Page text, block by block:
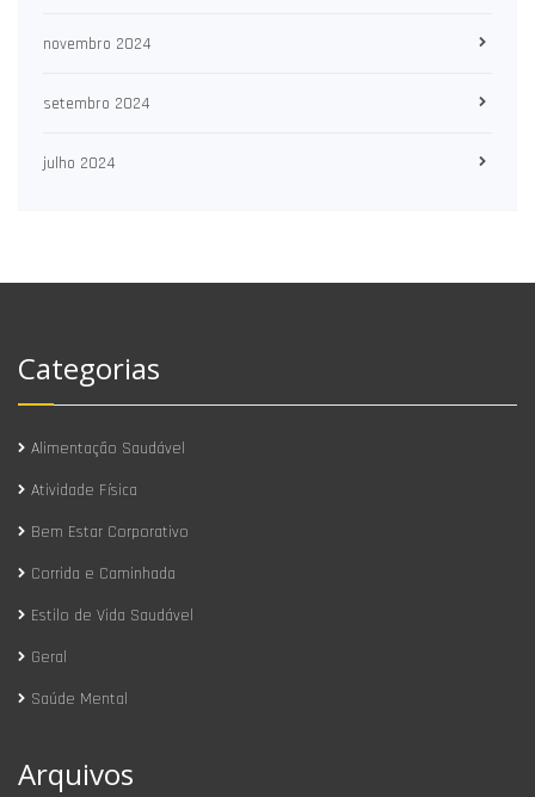
novembro 2024
setembro 2024
julho 2024
Categorias
Alimentação Saudável
Atividade Física
Bem Estar Corporativo
Corrida e Caminhada
Estilo de Vida Saudável
Geral
Saúde Mental
Arquivos